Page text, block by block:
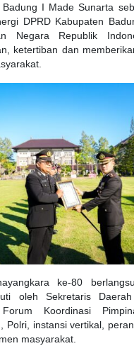
Badung I Made Sunarta
DPRD Kabupaten
Negara Republik
ketertiban dan
ke-80
oleh Sekretaris Daerah
Koordinasi
Polri, instansi vertikal,
masyarakat.